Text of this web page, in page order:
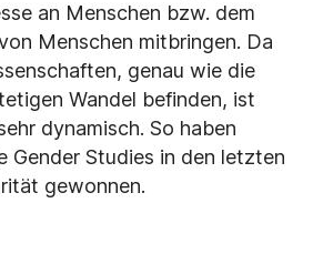
an Menschen bzw. dem
Menschen mitbringen. Da
genau wie die
Wandel befinden, ist
dynamisch. So haben
Gender Studies in den letzten
gewonnen.